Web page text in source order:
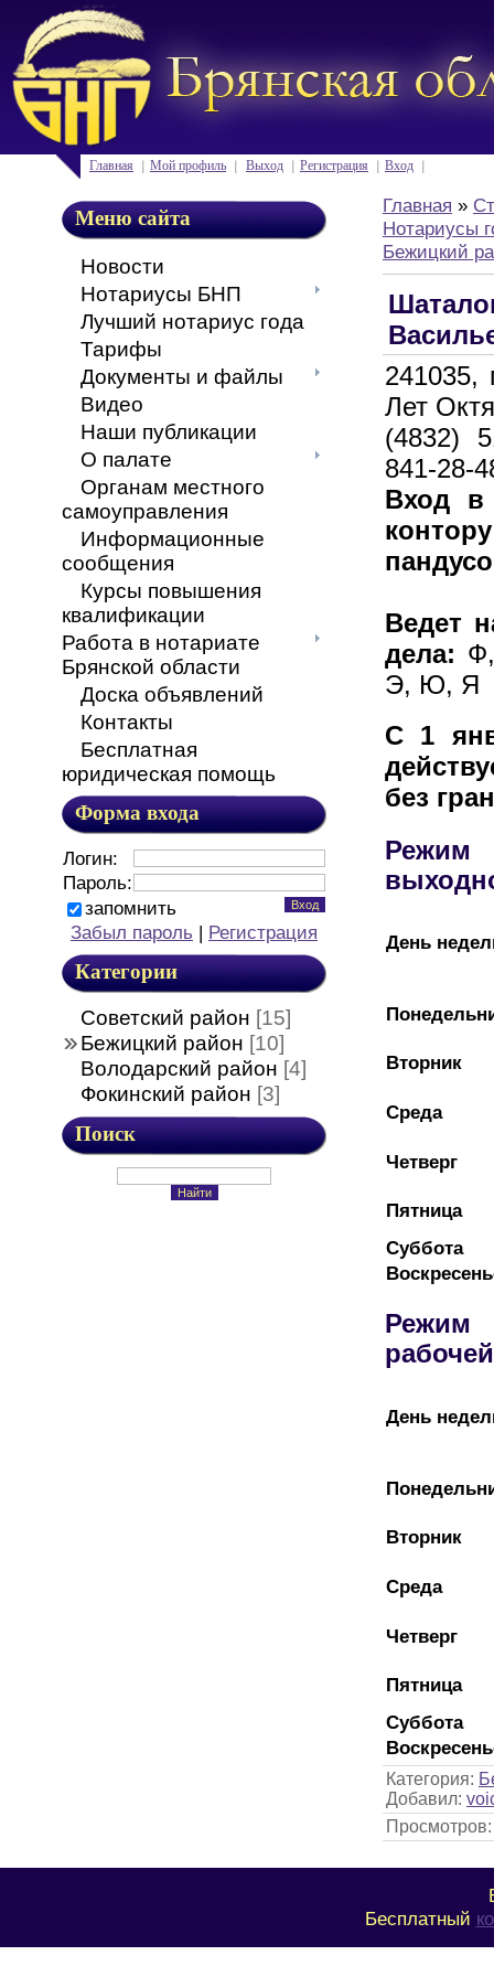
Главная Мой профиль Выход Регистрация Вход
Меню сайта
Новости
Нотариусы БНП
Лучший нотариус года
Тарифы
Документы и файлы
Видео
Наши публикации
О палате
Органам местного
самоуправления
Информационные
сообщения
Курсы повышения
квалификации
Работа в нотариате
Брянской области
Доска объявлений
Контакты
Бесплатная
юридическая помощь
Форма входа
Логин:
Пароль:
запомнить
Забыл пароль | Регистрация
Категории
Советский район [15]
Бежицкий район [10]
Володарский район [4]
Фокинский район [3]
Поиск
Главная »
Нотариусы
Бежицкий
241035,
Лет
(4832)
841-28-
Вход в
Ведет
дела:
Э, Ю, Я
С 1
без
День
Вторник
Среда
Четверг
Пятница
Суббота
День
Вторник
Среда
Четверг
Пятница
Суббота
Категория:
Добавил:
Просмотров
Бесплатный